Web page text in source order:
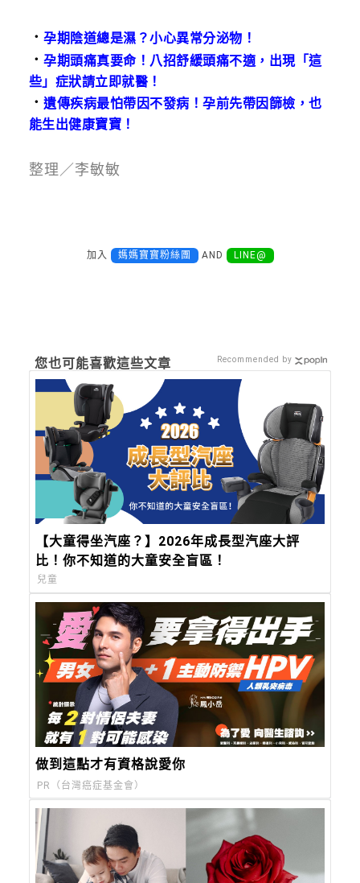
．孕期陰道總是濕？小心異常分泌物！
．孕期頭痛真要命！八招舒緩頭痛不適，出現「這
些」症狀請立即就醫！
．遺傳疾病最怕帶因不發病！孕前先帶因篩檢，也
能生出健康寶寶！
整理／李敏敏
加入 媽媽寶寶粉絲團 AND LINE@
您也可能喜歡這些文章
【大童得坐汽座？】2026年成長型汽座大評
比！你不知道的大童安全盲區！
兒童
做到這點才有資格說愛你
PR（台灣癌症基金會）
Recommended by